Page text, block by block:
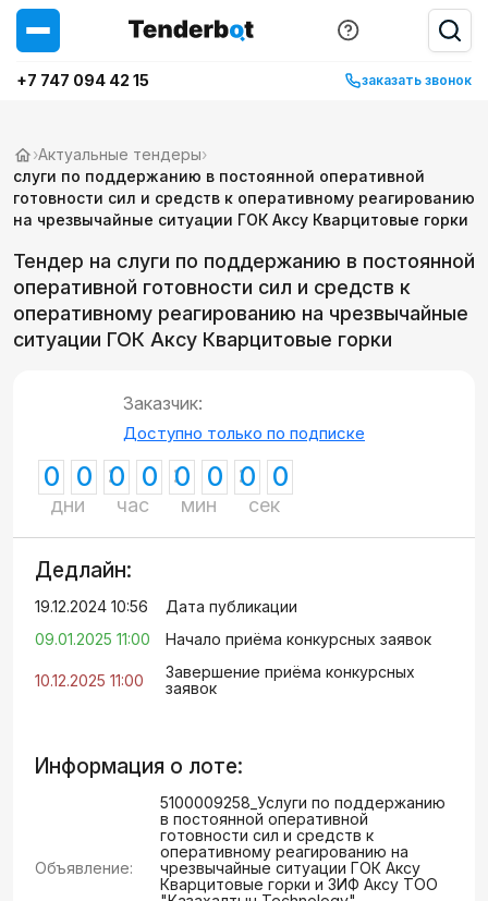
+7 747 094 42 15 заказать звонок
›Актуальные тендеры›
слуги по поддержанию в постоянной оперативной
готовности сил и средств к оперативному реагированию
на чрезвычайные ситуации ГОК Аксу Кварцитовые горки
Тендер на слуги по поддержанию в постоянной
оперативной готовности сил и средств к
оперативному реагированию на чрезвычайные
ситуации ГОК Аксу Кварцитовые горки
Заказчик:
Доступно только по подписке
0 0
дни
0 0
час
0 0
мин
0 0
сек
Дедлайн:
19.12.2024 10:56
Дата публикации
09.01.2025 11:00
Начало приёма конкурсных заявок
10.12.2025 11:00
Завершение приёма конкурсных
заявок
Информация о лоте:
Объявление:
5100009258_Услуги по поддержанию
в постоянной оперативной
готовности сил и средств к
оперативному реагированию на
чрезвычайные ситуации ГОК Аксу
Кварцитовые горки и ЗИФ Аксу ТОО